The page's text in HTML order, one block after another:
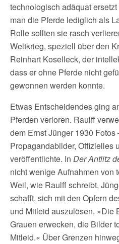
technologisch adäquat
man die Pferde lediglich als
Rolle sollten sie rasch
Weltkrieg, speziell über den
Reinhart Koselleck, der
dass er ohne Pferde nicht
gewonnen werden konnte.
Etwas Entscheidendes ging
Pferden verloren. Raulff
dem Ernst Jünger 1930
Propagandabilder, Offizielles
veröffentlichte. In Der Antlitz
nicht wenige Aufnahmen von
Weil, wie Raulff schreibt,
schafft, sich mit den Opfern
und Mitleid auszulösen. »Die
Grauen erwecken, die Bilder
Mitleid.« Über Grenzen